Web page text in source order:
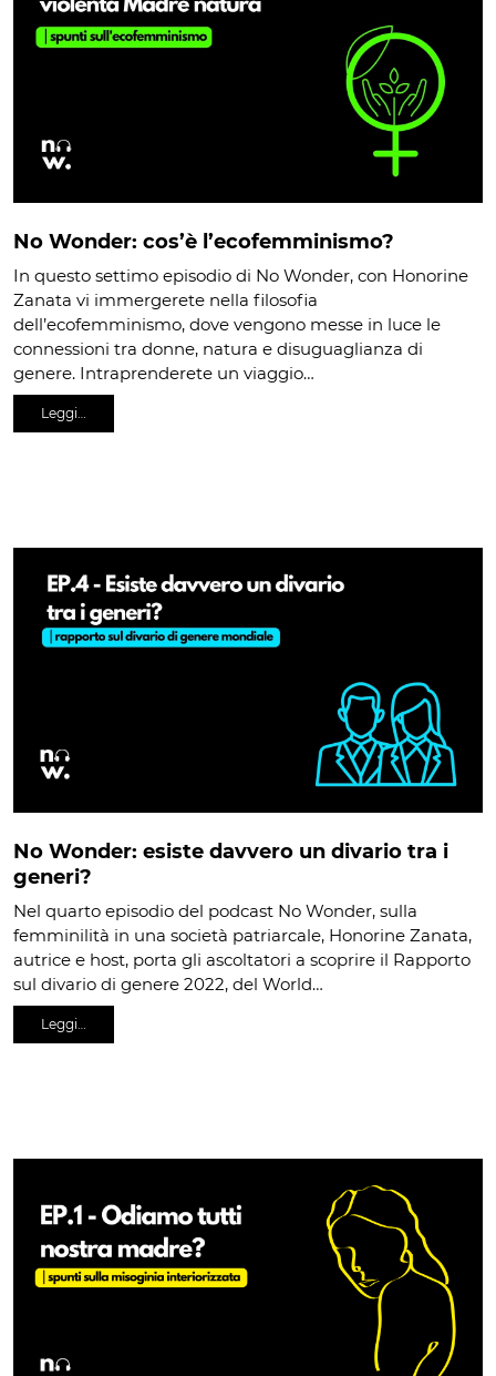
No Wonder: cos’è l’ecofemminismo?
In questo settimo episodio di No Wonder, con Honorine
Zanata vi immergerete nella filosofia
dell’ecofemminismo, dove vengono messe in luce le
connessioni tra donne, natura e disuguaglianza di
genere. Intraprenderete un viaggio…
Leggi…
No Wonder: esiste davvero un divario tra i
generi?
Nel quarto episodio del podcast No Wonder, sulla
femminilità in una società patriarcale, Honorine Zanata,
autrice e host, porta gli ascoltatori a scoprire il Rapporto
sul divario di genere 2022, del World…
Leggi…